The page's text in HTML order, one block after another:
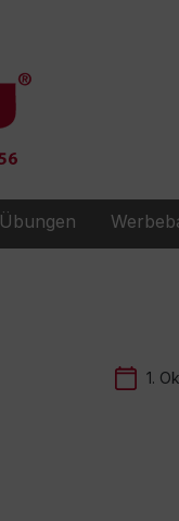
Übungen
1.